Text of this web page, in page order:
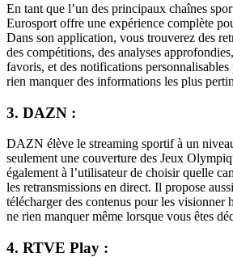
En tant que l’un des principaux chaînes
Eurosport offre une expérience complète
Dans son application, vous trouverez des
des compétitions, des analyses
favoris, et des notifications personnalisables
rien manquer des informations les plus
3. DAZN :
DAZN élève le streaming sportif à un
seulement une couverture des Jeux
également à l’utilisateur de choisir quelle
les retransmissions en direct. Il propose
télécharger des contenus pour les visionner
ne rien manquer même lorsque vous êtes
4. RTVE Play :